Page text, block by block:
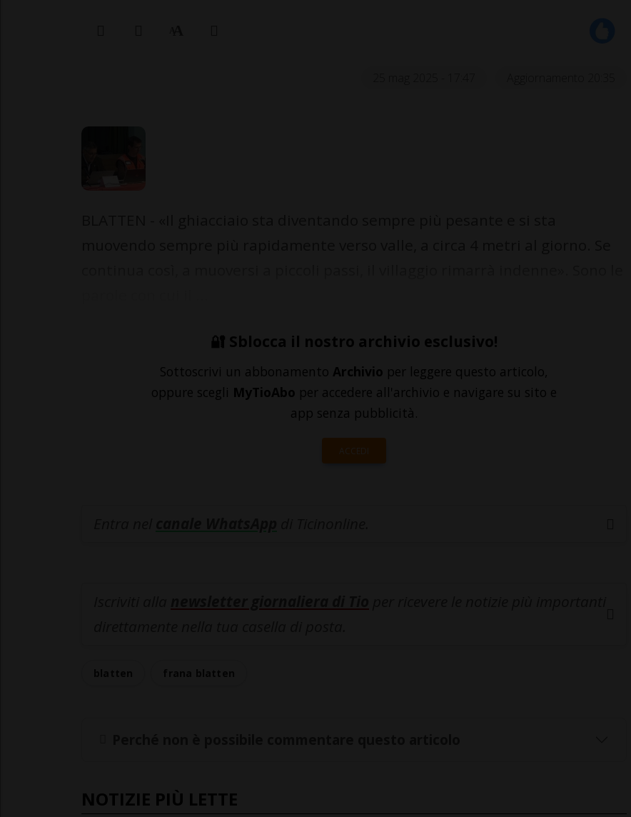
🔐 Sblocca il nostro archivio esclusivo!
Sottoscrivi un abbonamento Archivio per leggere questo articolo,
oppure scegli MyTioAbo per accedere all'archivio e navigare su sito e
app senza pubblicità.
ACCEDI
NOTIZIE PIÙ LETTE